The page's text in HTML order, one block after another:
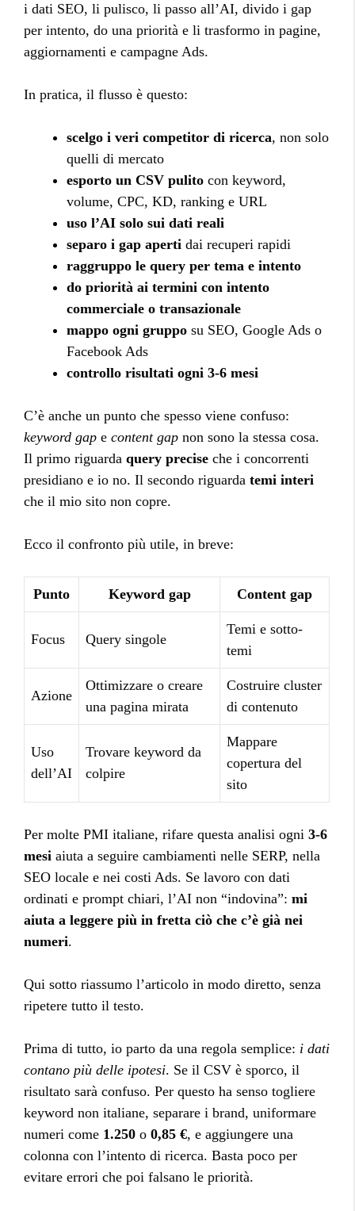
i dati SEO, li pulisco, li passo all’AI, divido i gap
per intento, do una priorità e li trasformo in pagine,
aggiornamenti e campagne Ads.
In pratica, il flusso è questo:
scelgo i veri competitor di ricerca, non solo
quelli di mercato
esporto un CSV pulito con keyword,
volume, CPC, KD, ranking e URL
uso l’AI solo sui dati reali
separo i gap aperti dai recuperi rapidi
raggruppo le query per tema e intento
do priorità ai termini con intento
commerciale o transazionale
mappo ogni gruppo su SEO, Google Ads o
Facebook Ads
controllo risultati ogni 3-6 mesi
C’è anche un punto che spesso viene confuso:
keyword gap e content gap non sono la stessa cosa.
Il primo riguarda query precise che i concorrenti
presidiano e io no. Il secondo riguarda temi interi
che il mio sito non copre.
Ecco il confronto più utile, in breve:
Punto Keyword gap Content gap
Focus Query singole
Temi e sotto-
temi
Azione
Ottimizzare o creare
una pagina mirata
Costruire cluster
di contenuto
Uso
dell’AI
Trovare keyword da
colpire
Mappare
copertura del
sito
Per molte PMI italiane, rifare questa analisi ogni 3-6
mesi aiuta a seguire cambiamenti nelle SERP, nella
SEO locale e nei costi Ads. Se lavoro con dati
ordinati e prompt chiari, l’AI non “indovina”: mi
aiuta a leggere più in fretta ciò che c’è già nei
numeri.
Qui sotto riassumo l’articolo in modo diretto, senza
ripetere tutto il testo.
Prima di tutto, io parto da una regola semplice: i dati
contano più delle ipotesi. Se il CSV è sporco, il
risultato sarà confuso. Per questo ha senso togliere
keyword non italiane, separare i brand, uniformare
numeri come 1.250 o 0,85 €, e aggiungere una
colonna con l’intento di ricerca. Basta poco per
evitare errori che poi falsano le priorità.